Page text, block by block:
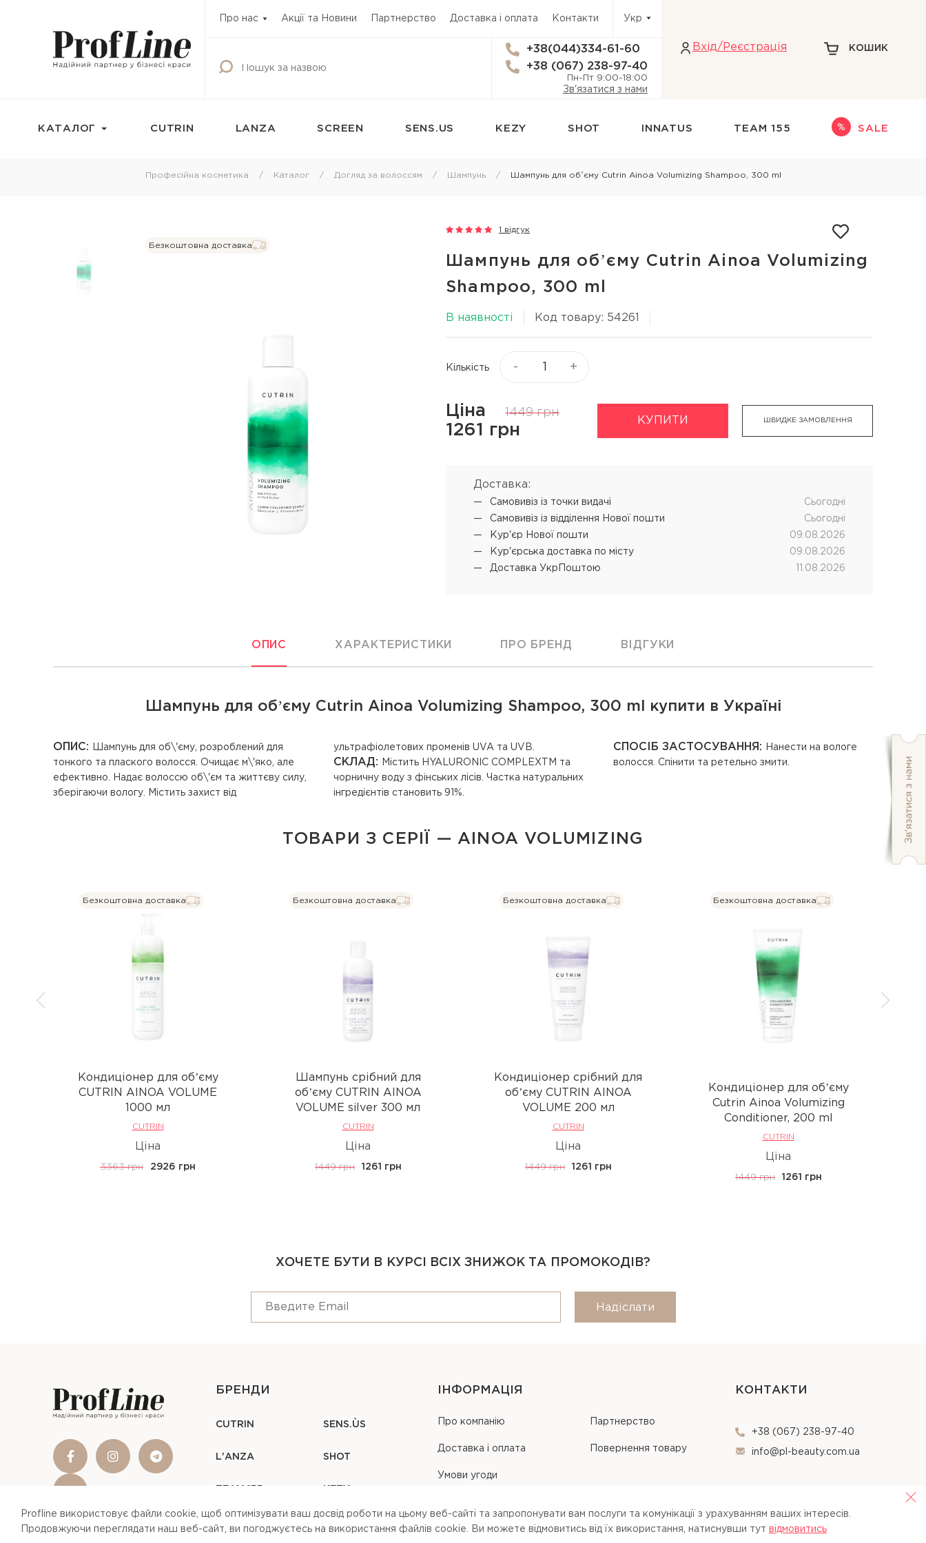
Про нас Акції та Новини Партнерство Доставка і оплата Контакти Укр
+38(044)334-61-60
+38 (067) 238-97-40
Пн-Пт 9:00-18:00
Зв'язатися з нами
Вхiд/Реєстрація КОШИК
КАТАЛОГ
Маска тонуюча для волосся
Бальзами та креми для
Спрей для укладки волосся
Гель для волосся
Віск та пасти для волосся
Текстуруючі засоби
Лосьйон для шкіри голови
Олія для шкіри голови
ДЛЯ БЛОНДИНОК
Догляд за шкірою
Догляд за тілом
Догляд за шкірою обличчя
L'ANZA Keratin Healing Oil
SENSUS реконструкція
SHOT PRODIGY REPAIR
кератинове відновлення
Супутні продукти Хімічна завивка волосся
CUTRIN MUOTO біозавивка
LANZA кислотна завивка
CUTRIN LANZA SCREEN SENS.US KEZY SHOT INNATUS TEAM 155 SALE
Професійна косметика Каталог Догляд за волоссям Шампунь Шампунь для обʼєму Cutrin Ainoa Volumizing Shampoo, 300 ml
Безкоштовна доставка
1 відгук
Шампунь для обʼєму Cutrin Ainoa Volumizing
Shampoo, 300 ml
В наявності Код товару: 54261
Кількість - +
Ціна 1449 грн
1261 грн
КУПИТИ ШВИДКЕ ЗАМОВЛЕННЯ
Доставка:
Самовивіз iз точки видачі
Cьогодні
Самовивіз iз відділення Нової пошти
Cьогодні
Кур'єр Нової пошти
09.08.2026
Кур'єрська доставка по місту
09.08.2026
Доставка УкрПоштою
11.08.2026
ОПИС ХАРАКТЕРИСТИКИ ПРО БРЕНД ВІДГУКИ
Шампунь для обʼєму Cutrin Ainoa Volumizing Shampoo, 300 ml купити в Україні
ОПИС:
Шампунь для об\'єму, розроблений для
тонкого та плаского волосся. Очищає м\'яко, але
ефективно. Надає волоссю об\'єм та життєву силу,
зберігаючи вологу. Містить захист від
ультрафіолетових променів UVA та UVB.
СКЛАД:
Містить HYALURONIC COMPLEXTM та
чорничну воду з фінських лісів. Частка натуральних
інгредієнтів становить 91%.
СПОСІБ ЗАСТОСУВАННЯ:
Нанести на вологе
волосся. Спінити та ретельно змити.
ТОВАРИ З СЕРІЇ — AINOA VOLUMIZING
Безкоштовна доставка
Кондиціонер для обʼєму
CUTRIN AINOA VOLUME
1000 мл
CUTRIN
Ціна
3363 грн 2926 грн
Безкоштовна доставка
Шампунь срібний для
обʼєму CUTRIN AINOA
VOLUME silver 300 мл
CUTRIN
Ціна
1449 грн 1261 грн
Безкоштовна доставка
Кондиціонер срібний для
обʼєму CUTRIN AINOA
VOLUME 200 мл
CUTRIN
Ціна
1449 грн 1261 грн
Безкоштовна доставка
Кондиціонер для обʼєму
Cutrin Ainoa Volumizing
Conditioner, 200 ml
CUTRIN
Ціна
1449 грн 1261 грн
ХОЧЕТЕ БУТИ В КУРСІ ВСІХ ЗНИЖОК ТА ПРОМОКОДІВ?
Надіслати
БРЕНДИ
CUTRIN SENS.ÙS
L'ANZA SHOT
ІНФОРМАЦІЯ
Про компанію Партнерство
Доставка і оплата Повернення товару
Умови угоди
КОНТАКТИ
+38 (067) 238-97-40
info@pl-beauty.com.ua
Profline використовує файли cookie, щоб оптимізувати ваш досвід роботи на цьому веб-сайті та запропонувати вам послуги та комунікації з урахуванням ваших інтересів.
Продовжуючи переглядати наш веб-сайт, ви погоджуєтесь на використання файлів cookie. Ви можете вiдмовитись вiд їх використання, натиснувши тут вiдмовитись